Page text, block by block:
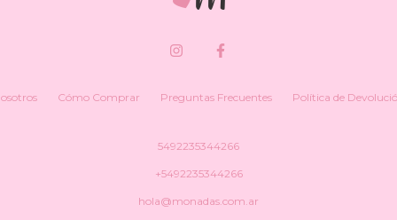
Cómo Comprar Preguntas Frecuentes Política de
5492235344266
+5492235344266
hola@monadas.com.ar